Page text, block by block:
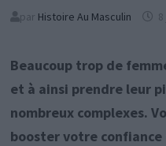
par Histoire Au Masculin
Beaucoup trop de
et à ainsi prendre leur
nombreux complexes.
booster votre confiance